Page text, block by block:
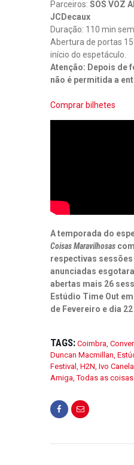
Parceiros: SOS VOZ
JCDecaux
Duração: 110 min
Abertura de portas
início do espetáculo.
Atenção: Depois de
não é permitida a
Comprar bilhetes
A temporada do
Coisas Maravilhosas
respectivas
anunciadas
abertas mais 26
Estúdio Time Out
de Fevereiro e dia
TAGS: Coimbra,
Duncan Macmillan,
Festival , H2N, Ivo
Amiga,Todas as
S
”
M
U
A
Y
D
O
L
A
E
N
T
R
E
V
T
A
O
N
E
V
R